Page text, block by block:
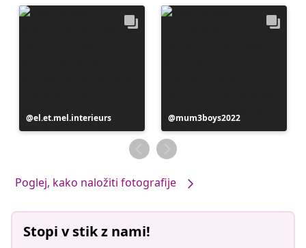
Objavo
je
el.et.mel.interieurs
Objavo
je
objavil
mum3boys2022
Poglej, kako naložiti fotografije
Stopi v stik z nami!